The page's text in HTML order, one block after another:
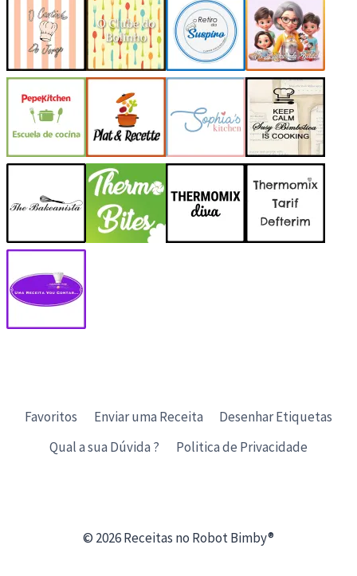
Favoritos Enviar uma Receita
Desenhar Etiquetas
Qual a sua Dúvida ?
Politica de Privacidade
© 2026 Receitas no Robot Bimby®